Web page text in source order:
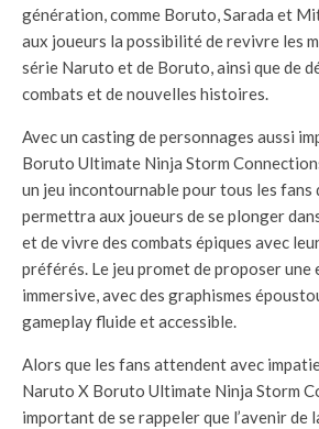
génération, comme Boruto, Sarada et
aux joueurs la possibilité de revivre les
série Naruto et de Boruto, ainsi que de
combats et de nouvelles histoires.
Avec un casting de personnages aussi
Boruto Ultimate Ninja Storm
un jeu incontournable pour tous les fans
permettra aux joueurs de se plonger
et de vivre des combats épiques avec
préférés. Le jeu promet de proposer une
immersive, avec des graphismes
gameplay fluide et accessible.
Alors que les fans attendent avec
Naruto X Boruto Ultimate Ninja Storm
important de se rappeler que l’avenir de